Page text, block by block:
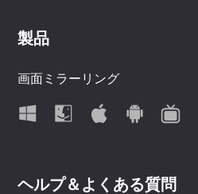
製品
画面ミラーリング
ヘルプ＆よくある質問